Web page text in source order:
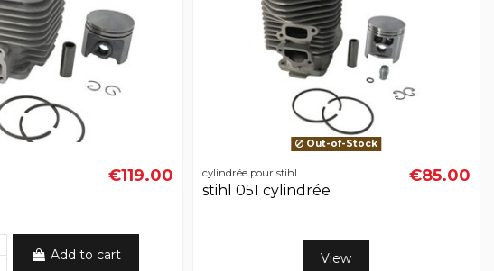
€119.00
Add to cart
Out-of-Stock
cylindrée pour stihl
stihl 051 cylindrée
€85.00
View